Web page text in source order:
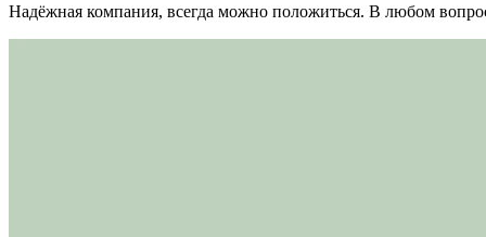
Надёжная компания, всегда можно положиться. В любом